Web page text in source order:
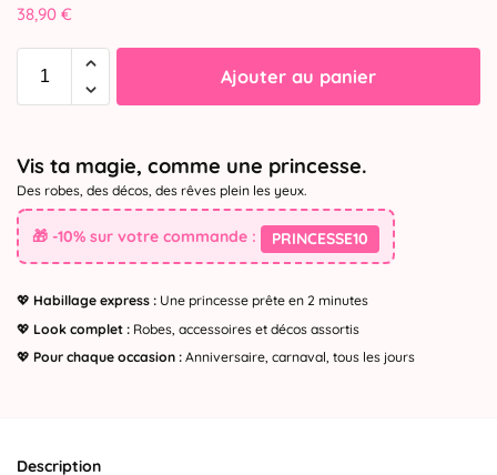
38,90 €
Ajouter au panier
Vis ta magie, comme une princesse.
Des robes, des décos, des rêves plein les yeux.
🎁 -10% sur votre commande : PRINCESSE10
💖 Habillage express : Une princesse prête en 2 minutes
💖 Look complet : Robes, accessoires et décos assortis
💖 Pour chaque occasion : Anniversaire, carnaval, tous les jours
Description